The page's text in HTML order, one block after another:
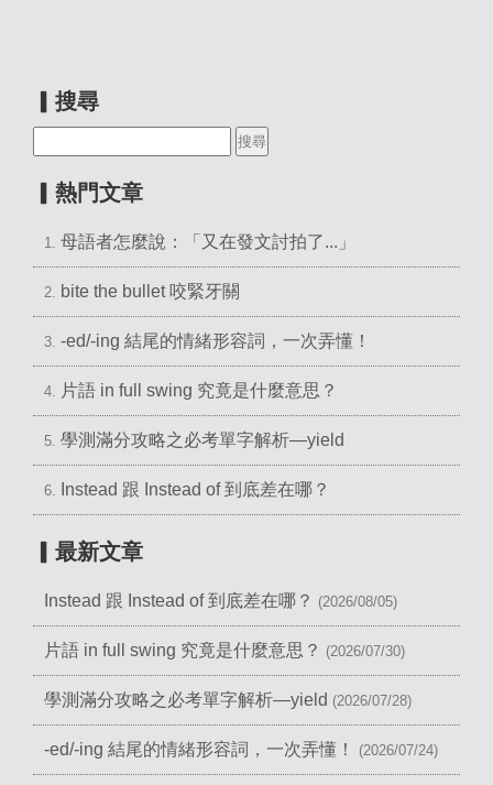
▎搜尋
▎熱門文章
1. 母語者怎麼說：「又在發文討拍了...」
2. bite the bullet 咬緊牙關
3. -ed/-ing 結尾的情緒形容詞，一次弄懂！
4. 片語 in full swing 究竟是什麼意思？
5. 學測滿分攻略之必考單字解析—yield
6. Instead 跟 Instead of 到底差在哪？
▎最新文章
Instead 跟 Instead of 到底差在哪？ (2026/08/05)
片語 in full swing 究竟是什麼意思？ (2026/07/30)
學測滿分攻略之必考單字解析—yield (2026/07/28)
-ed/-ing 結尾的情緒形容詞，一次弄懂！ (2026/07/24)